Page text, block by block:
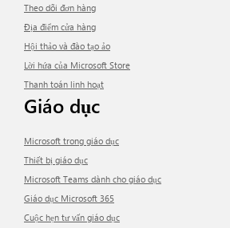
Theo dõi đơn hàng
Địa điểm cửa hàng
Hội thảo và đào tạo ảo
Lời hứa của Microsoft Store
Thanh toán linh hoạt
Giáo dục
Microsoft trong giáo dục
Thiết bị giáo dục
Microsoft Teams dành cho giáo dục
Giáo dục Microsoft 365
Cuộc hẹn tư vấn giáo dục